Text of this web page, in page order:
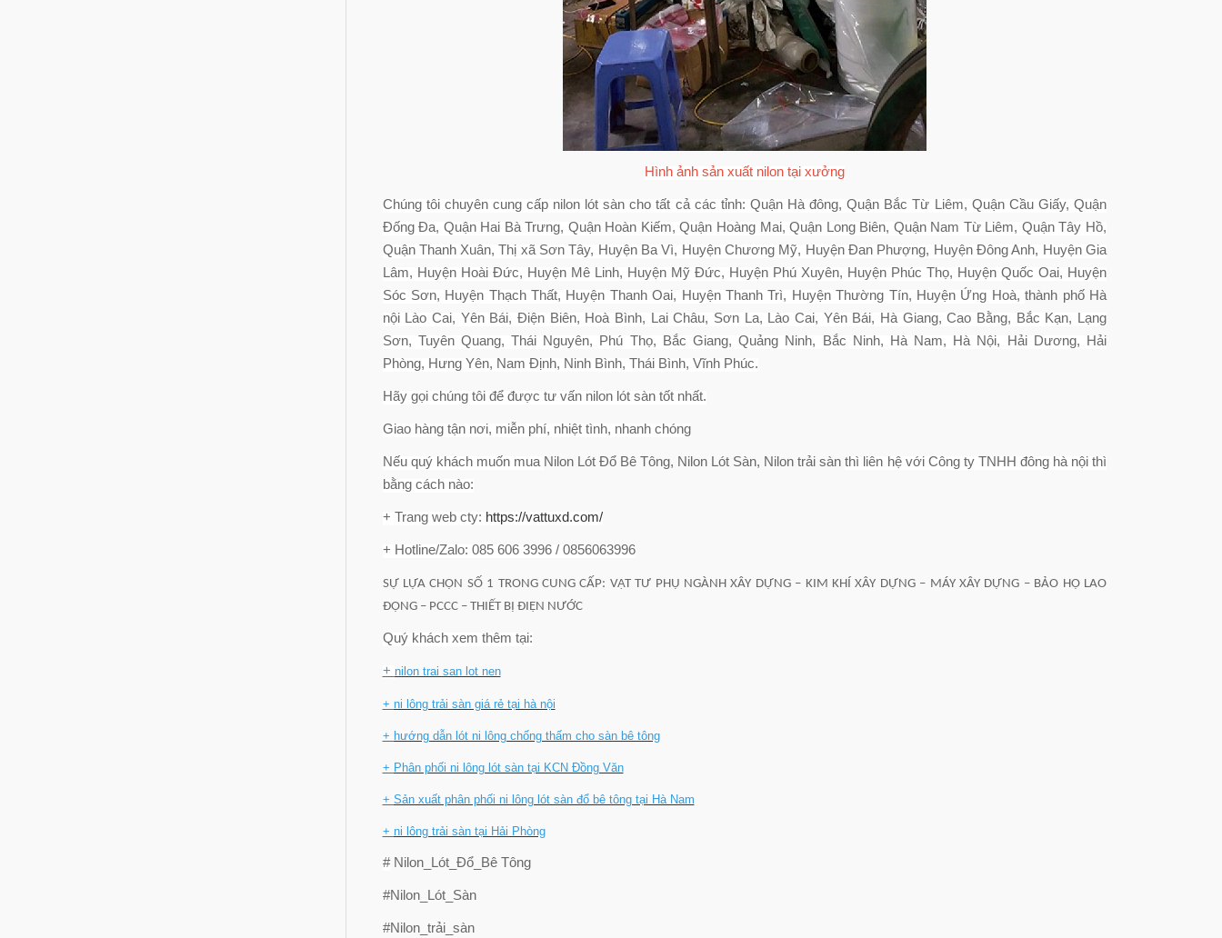
Hình ảnh sản xuất nilon tại xưởng
Chúng tôi chuyên cung cấp nilon lót sàn cho tất cả các tỉnh: Quận Hà đông, Quận Bắc Từ Liêm, Quận Cầu Giấy, Quận
Đống Đa, Quận Hai Bà Trưng, Quận Hoàn Kiếm, Quận Hoàng Mai, Quận Long Biên, Quận Nam Từ Liêm, Quận Tây Hồ,
Quận Thanh Xuân, Thị xã Sơn Tây, Huyện Ba Vì, Huyện Chương Mỹ, Huyện Đan Phượng, Huyện Đông Anh, Huyện Gia
Lâm, Huyện Hoài Đức, Huyện Mê Linh, Huyện Mỹ Đức, Huyện Phú Xuyên, Huyện Phúc Thọ, Huyện Quốc Oai, Huyện
Sóc Sơn, Huyện Thạch Thất, Huyện Thanh Oai, Huyện Thanh Trì, Huyện Thường Tín, Huyện Ứng Hoà,thành phố Hà
nội Lào Cai, Yên Bái, Điện Biên, Hoà Bình, Lai Châu, Sơn La, Lào Cai, Yên Bái, Hà Giang, Cao Bằng, Bắc Kạn, Lạng
Sơn, Tuyên Quang, Thái Nguyên, Phú Thọ, Bắc Giang, Quảng Ninh, Bắc Ninh, Hà Nam, Hà Nội, Hải Dương, Hải
Phòng, Hưng Yên, Nam Định, Ninh Bình, Thái Bình, Vĩnh Phúc.
Hãy gọi chúng tôi để được tư vấn nilon lót sàn tốt nhất.
Giao hàng tận nơi, miễn phí, nhiệt tình, nhanh chóng
Nếu quý khách muốn mua Nilon Lót Đổ Bê Tông, Nilon Lót Sàn, Nilon trải sànthì liên hệ với Công ty TNHH đông hà nội thì
bằng cách nào:
+ Trang web cty: https://vattuxd.com/
+ Hotline/Zalo: 085 606 3996 / 0856063996
SỰ LỰA CHỌN SỐ 1 TRONG CUNG CẤP: VẬT TƯ PHỤ NGÀNH XÂY DỰNG – KIM KHÍ XÂY DỰNG – MÁY XÂY DỰNG – BẢO HỘ LAO
ĐỘNG – PCCC – THIẾT BỊ ĐIỆN NƯỚC
Quý khách xem thêm tại:
+ nilon trai san lot nen
+ ni lông trải sàn giá rẻ tại hà nội
+ hướng dẫn lót ni lông chống thấm cho sàn bê tông
+ Phân phối ni lông lót sàn tại KCN Đồng Văn
+ Sản xuất phân phối ni lông lót sàn đổ bê tông tại Hà Nam
+ ni lông trải sàn tại Hải Phòng
#Nilon_Lót_Đổ_Bê Tông
#Nilon_Lót_Sàn
#Nilon_trải_sàn